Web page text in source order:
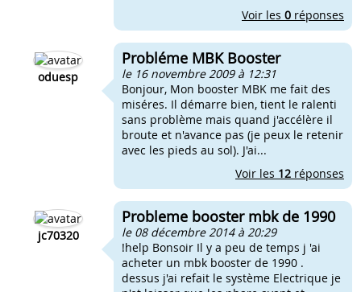
Voir les 0 réponses
oduesp
Probléme MBK Booster
le 16 novembre 2009 à 12:31
Bonjour, Mon booster MBK me fait des
miséres. Il démarre bien, tient le ralenti
sans problème mais quand j'accélère il
broute et n'avance pas (je peux le retenir
avec les pieds au sol). J'ai...
Voir les 12 réponses
jc70320
Probleme booster mbk de 1990
le 08 décembre 2014 à 20:29
!help Bonsoir Il y a peu de temps j 'ai
acheter un mbk booster de 1990 .
dessus j'ai refait le système Electrique je